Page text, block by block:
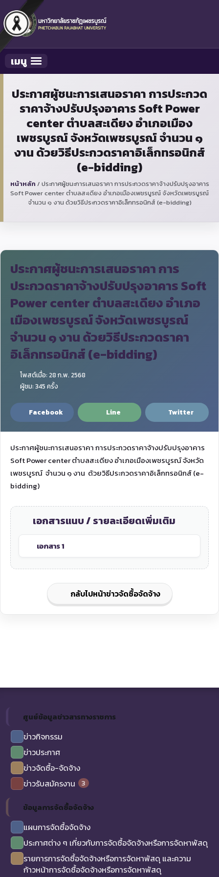
Toggle navigation
เมนู
ประกาศผู้ชนะการเสนอราคา การประกวด
ราคาจ้างปรับปรุงอาคาร Soft Power
center ตำบลสะเดียง อำเภอเมือง
เพชรบูรณ์ จังหวัดเพชรบูรณ์ จำนวน ๑
งาน ด้วยวิธีประกวดราคาอิเล็กทรอนิกส์
(e-bidding)
หน้าหลัก / ประกาศผู้ชนะการเสนอราคา การประกวดราคาจ้างปรับปรุงอาคาร
Soft Power center ตำบลสะเดียง อำเภอเมืองเพชรบูรณ์ จังหวัดเพชรบูรณ์
จำนวน ๑ งาน ด้วยวิธีประกวดราคาอิเล็กทรอนิกส์ (e-bidding)
ประกาศผู้ชนะการเสนอราคา การ
ประกวดราคาจ้างปรับปรุงอาคาร Soft
Power center ตำบลสะเดียง อำเภอ
เมืองเพชรบูรณ์ จังหวัดเพชรบูรณ์
จำนวน ๑ งาน ด้วยวิธีประกวดราคา
อิเล็กทรอนิกส์ (e-bidding)
โพสต์เมื่อ: 28 ก.พ. 2568
ผู้ชม: 345 ครั้ง
Facebook Line Twitter
ประกาศผู้ชนะการเสนอราคา การประกวดราคาจ้างปรับปรุงอาคาร
Soft Power center ตำบลสะเดียง อำเภอเมืองเพชรบูรณ์ จังหวัด
เพชรบูรณ์ จำนวน ๑ งาน ด้วยวิธีประกวดราคาอิเล็กทรอนิกส์ (e-
bidding)
เอกสารแนบ / รายละเอียดเพิ่มเติม
เอกสาร 1
กลับไปหน้าข่าวจัดซื้อจัดจ้าง
ศูนย์ข้อมูลข่าวสารทางราชการ
ข่าวกิจกรรม
ข่าวประกาศ
ข่าวจัดซื้อ-จัดจ้าง
ข่าวรับสมัครงาน
3
ข้อมูลการจัดซื้อจัดจ้าง
แผนการจัดซื้อจัดจ้าง
ประกาศต่าง ๆ เกี่ยวกับการจัดซื้อจัดจ้างหรือการจัดหาพัสดุ
รายการการจัดซื้อจัดจ้างหรือการจัดหาพัสดุ และความ
ก้าวหน้าการจัดซื้อจัดจ้างหรือการจัดหาพัสดุ